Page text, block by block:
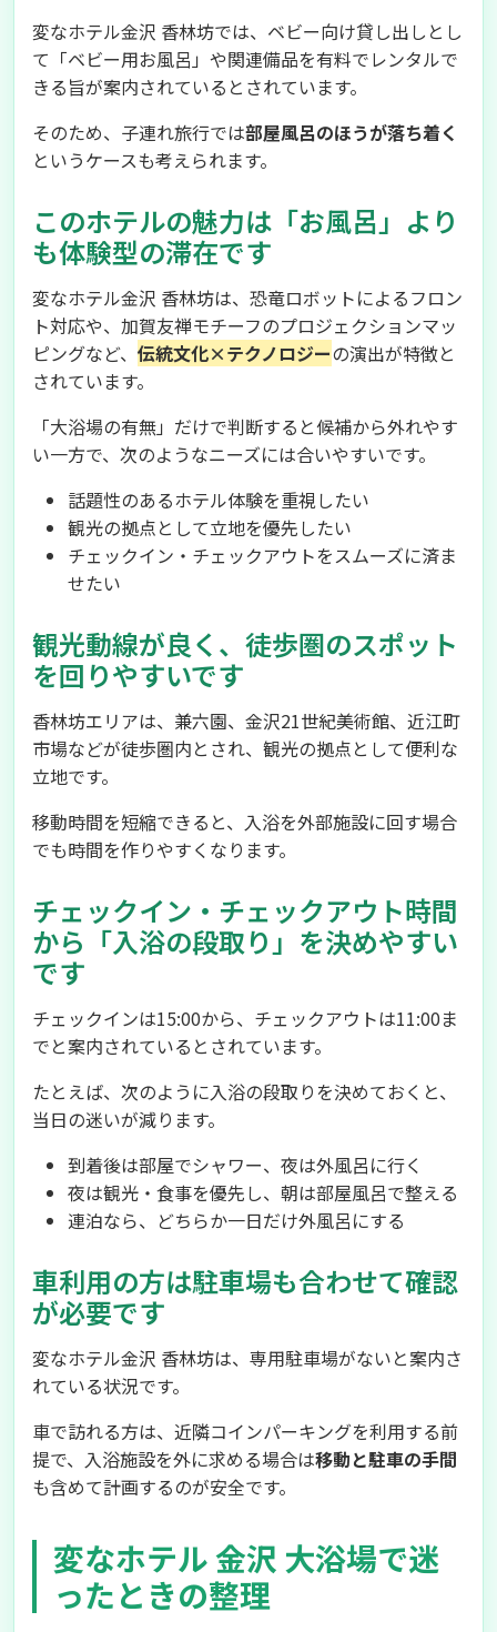
変なホテル金沢 香林坊では、ベビー向け貸し出しとし
て「ベビー用お風呂」や関連備品を有料でレンタルで
きる旨が案内されているとされています。
そのため、子連れ旅行では部屋風呂のほうが落ち着く
というケースも考えられます。
このホテルの魅力は「お風呂」より
も体験型の滞在です
変なホテル金沢 香林坊は、恐竜ロボットによるフロン
ト対応や、加賀友禅モチーフのプロジェクションマッ
ピングなど、 伝統文化×テクノロジーの演出が特徴と
されています。
「大浴場の有無」だけで判断すると候補から外れやす
い一方で、次のようなニーズには合いやすいです。
話題性のあるホテル体験を重視したい
観光の拠点として立地を優先したい
チェックイン・チェックアウトをスムーズに済ま
せたい
観光動線が良く、徒歩圏のスポット
を回りやすいです
香林坊エリアは、兼六園、金沢21世紀美術館、近江町
市場などが徒歩圏内とされ、観光の拠点として便利な
立地です。
移動時間を短縮できると、入浴を外部施設に回す場合
でも時間を作りやすくなります。
チェックイン・チェックアウト時間
から「入浴の段取り」を決めやすい
です
チェックインは15:00から、チェックアウトは11:00ま
でと案内されているとされています。
たとえば、次のように入浴の段取りを決めておくと、
当日の迷いが減ります。
到着後は部屋でシャワー、夜は外風呂に行く
夜は観光・食事を優先し、朝は部屋風呂で整える
連泊なら、どちらか一日だけ外風呂にする
車利用の方は駐車場も合わせて確認
が必要です
変なホテル金沢 香林坊は、専用駐車場がないと案内さ
れている状況です。
車で訪れる方は、近隣コインパーキングを利用する前
提で、入浴施設を外に求める場合は移動と駐車の手間
も含めて計画するのが安全です。
変なホテル 金沢 大浴場で迷
ったときの整理